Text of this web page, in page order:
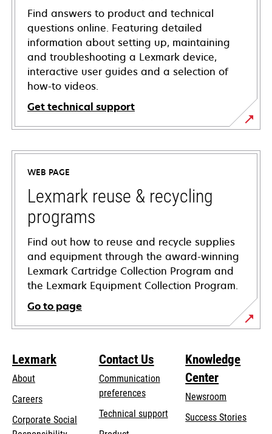
Find answers to product and technical
questions online. Featuring detailed
information about setting up, maintaining
and troubleshooting a Lexmark device,
interactive user guides and a selection of
how-to videos.
Get technical support
opens
in
new
tab
WEB PAGE
Lexmark reuse & recycling
programs
Find out how to reuse and recycle supplies
and equipment through the award-winning
Lexmark Cartridge Collection Program and
the Lexmark Equipment Collection Program.
Go to page
Lexmark
About
Careers
Corporate Social
Contact Us
Communication
preferences
Technical supportopens
Knowledge
Center
Newsroom
Success Stories